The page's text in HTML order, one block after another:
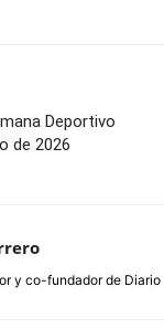
Deportivo
de 2026
y co-fundador de